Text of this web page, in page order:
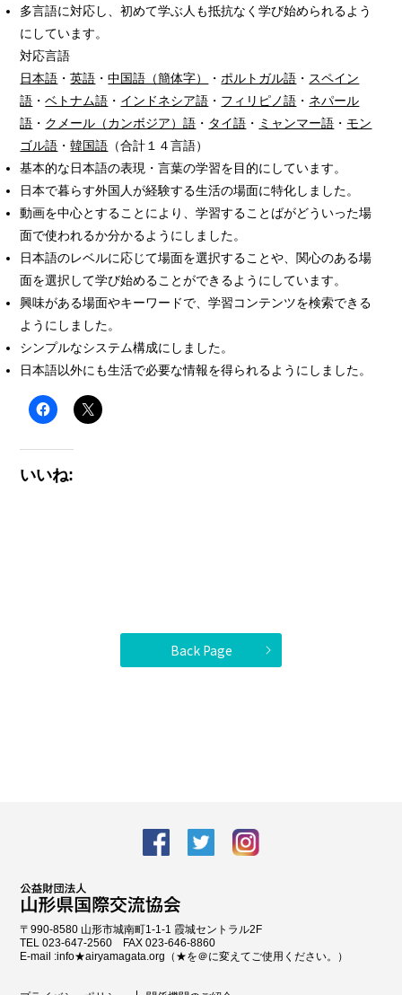
多言語に対応し、初めて学ぶ人も抵抗なく学び始められるよう
にしています。
対応言語
日本語 ・英語 ・中国語（簡体字） ・ポルトガル語 ・ スペイン
語 ・ベトナム語 ・ インドネシア語 ・ フィリピノ語 ・ ネパール
語 ・ クメール（カンボジア）語 ・ タイ語 ・ ミャンマー語 ・ モン
ゴル語 ・韓国語 （合計１４言語）
基本的な日本語の表現・言葉の学習を目的にしています。
日本で暮らす外国人が経験する生活の場面に特化しました。
動画を中心とすることにより、学習することばがどういった場
面で使われるか分かるようにしました。
日本語のレベルに応じて場面を選択することや、関心のある場
面を選択して学び始めることができるようにしています。
興味がある場面やキーワードで、学習コンテンツを検索できる
ようにしました。
シンプルなシステム構成にしました。
日本語以外にも生活で必要な情報を得られるようにしました。
いいね:
Back Page
facebook Twitter
〒990-8580 山形市城南町1-1-1 霞城セントラル2F
TEL 023-647-2560 FAX 023-646-8860
E-mail :info★airyamagata.org（★を＠に変えてご使用ください。）